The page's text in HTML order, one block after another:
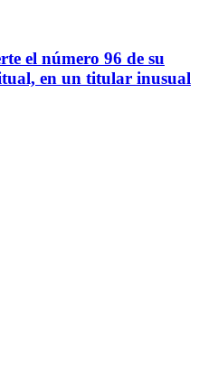
el número 96 de su
en un titular inusual